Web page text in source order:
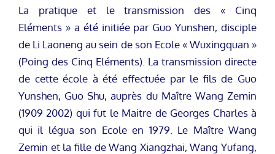
La pratique et le transmission des « Cinq
Eléments » a été initiée par Guo Yunshen, disciple
de Li Laoneng au sein de son Ecole « Wuxingquan »
(Poing des Cinq Eléments). La transmission directe
de cette école à été effectuée par le fils de Guo
Yunshen, Guo Shu, auprès du Maître Wang Zemin
(1909 2002) qui fut le Maitre de Georges Charles à
qui il légua son Ecole en 1979. Le Maître Wang
Zemin et la fille de Wang Xiangzhai, Wang Yufang,